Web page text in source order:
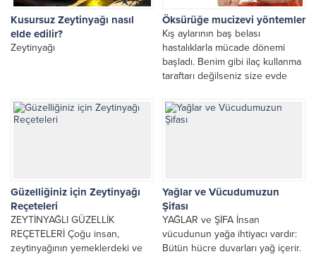
Kusursuz Zeytinyağı nasıl
elde edilir?
Zeytinyağı
Öksürüğe mucizevi yöntemler
Kış aylarının baş belası
hastalıklarla mücade dönemi
başladı. Benim gibi ilaç kullanma
taraftarı değilseniz size evde
yöntemlerinden bahsetmek...
Güzelliğiniz için Zeytinyağı
Reçeteleri
ZEYTİNYAĞLI GÜZELLİK
REÇETELERİ Çoğu insan,
zeytinyağının yemeklerdeki ve
Yağlar ve Vücudumuzun
Şifası
YAĞLAR ve ŞİFA İnsan
vücudunun yağa ihtiyacı vardır:
Bütün hücre duvarları yağ içerir.